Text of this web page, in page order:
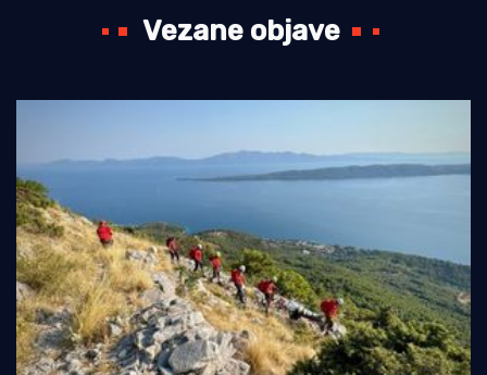
Vezane objave